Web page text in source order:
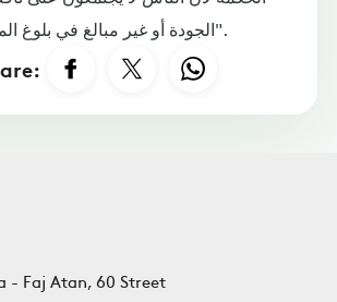
الجودة أو غير مبالغ في بلوغ المدى في النفاسة".
- Faj Atan, 60 Street